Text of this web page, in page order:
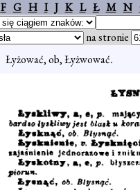
F G H I J K L Ł M N
na stronie
Łyżować, ob, Łyżwować.